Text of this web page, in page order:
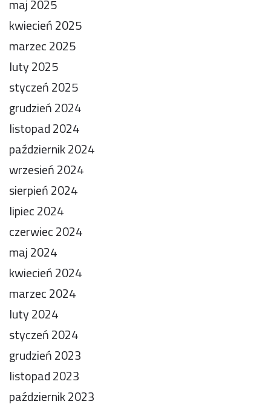
maj 2025
kwiecień 2025
marzec 2025
luty 2025
styczeń 2025
grudzień 2024
listopad 2024
październik 2024
wrzesień 2024
sierpień 2024
lipiec 2024
czerwiec 2024
maj 2024
kwiecień 2024
marzec 2024
luty 2024
styczeń 2024
grudzień 2023
listopad 2023
październik 2023